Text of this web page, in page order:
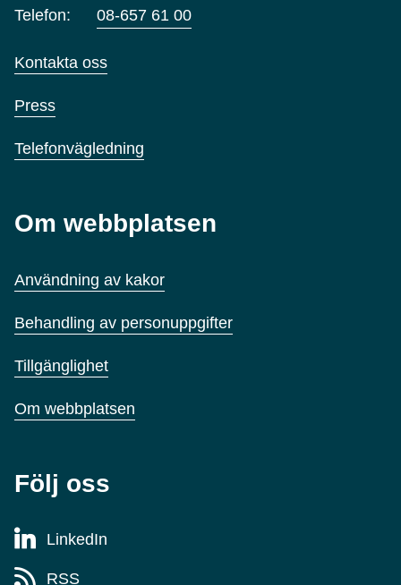
Telefon: 08-657 61 00
Kontakta oss
Press
Telefonvägledning
Om webbplatsen
Användning av kakor
Behandling av personuppgifter
Tillgänglighet
Om webbplatsen
Följ oss
LinkedIn
RSS